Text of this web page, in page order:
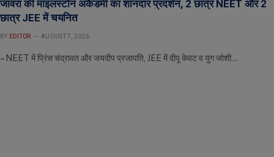
जावरा की माइलस्टोन अकैडमी का शानदार प्रदर्शन, 2 छात्र NEET और 2
छात्र JEE में चयनित
BY EDITOR AUGUST 7, 2026
– NEET में प्रिंस चंद्रावत और जयदीप प्रजापति, JEE में दीपू केवट व युग जोशी…